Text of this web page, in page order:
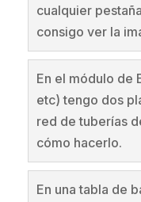
cualquier
consigo ver la
En el módulo de
etc) tengo dos
red de tuberías
cómo hacerlo.
En una tabla de